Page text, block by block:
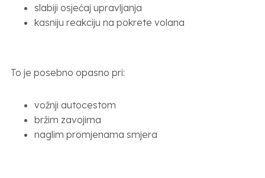
slabiji osjećaj upravljanja
kasniju reakciju na pokrete volana
To je posebno opasno pri:
vožnji autocestom
bržim zavojima
naglim promjenama smjera